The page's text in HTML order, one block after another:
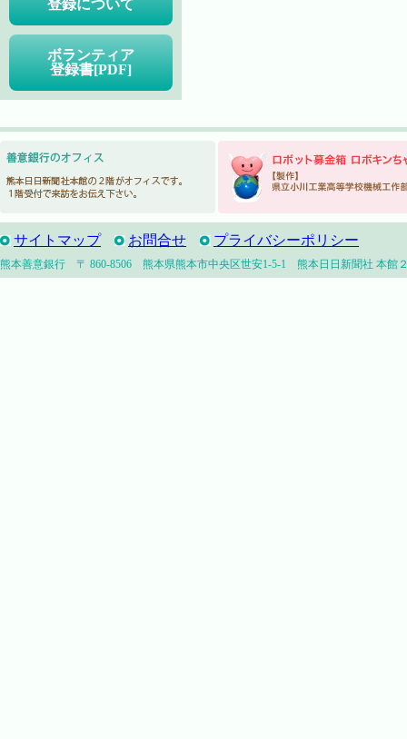
登録について
ボランティア
登録書[PDF]
サイトマップ お問合せ プライバシーポリシー
熊本善意銀行 〒 860-8506 熊本県熊本市中央区世安1-5-1 熊本日日新聞社 本館